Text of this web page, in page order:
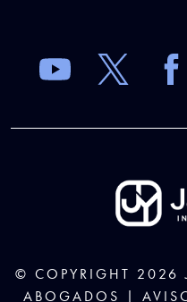
© COPYRIGHT 2026
ABOGADOS |